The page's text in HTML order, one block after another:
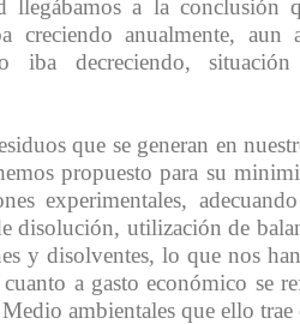
llegábamos a la conclusión
creciendo anualmente,
iba decreciendo,
que se generan en
propuesto para su
experimentales,
disolución, utilización de
y disolventes, lo que nos
a gasto económico se
ambientales que ello